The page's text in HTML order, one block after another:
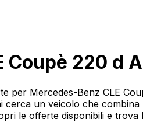
220 d
per Mercedes-Benz CLE
un veicolo che
le offerte disponibili e